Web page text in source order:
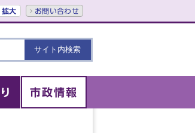
拡大 お問い合わせ
市政情報